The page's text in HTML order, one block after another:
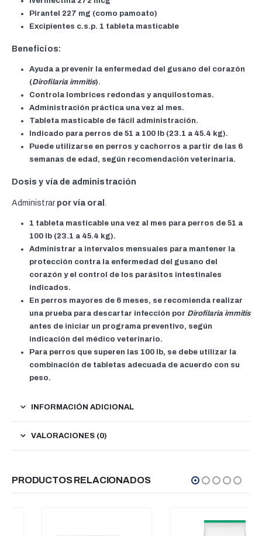
Pirantel 227 mg (como pamoato)
Excipientes c.s.p. 1 tableta masticable
Beneficios:
Ayuda a prevenir la enfermedad del gusano del corazón
(Dirofilaria immitis).
Controla lombrices redondas y anquilostomas.
Administración práctica una vez al mes.
Tableta masticable de fácil administración.
Indicado para perros de 51 a 100 lb (23.1 a 45.4 kg).
Puede utilizarse en perros y cachorros a partir de las 6
semanas de edad, según recomendación veterinaria.
Dosis y vía de administración
Administrar por vía oral
1 tableta masticable una vez al mes para perros de 51 a
100 lb (23.1 a 45.4 kg).
Administrar a intervalos mensuales para mantener la
protección contra la enfermedad del gusano del
corazón y el control de los parásitos intestinales
indicados.
En perros mayores de 6 meses, se recomienda realizar
una prueba para descartar infección por Dirofilaria immitis
antes de iniciar un programa preventivo, según
indicación del médico veterinario.
Para perros que superen las 100 lb, se debe utilizar la
combinación de tabletas adecuada de acuerdo con su
peso.
INFORMACIÓN ADICIONAL
VALORACIONES (0)
PRODUCTOS RELACIONADOS